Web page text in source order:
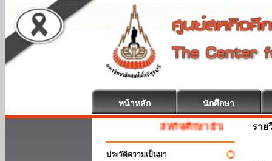
หน้าหลัก นักศึกษา
สหกิจศึกษา ยินดีต้อนรับ
ประวัติความเป็นมา
ราย